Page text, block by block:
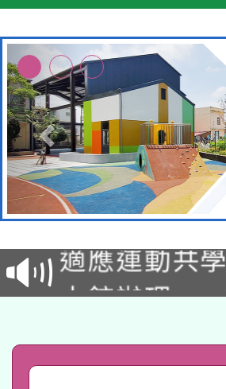
本校115學
招甄選結果
招)
適應運動共
本館辦理
礎課程
A3數位素養